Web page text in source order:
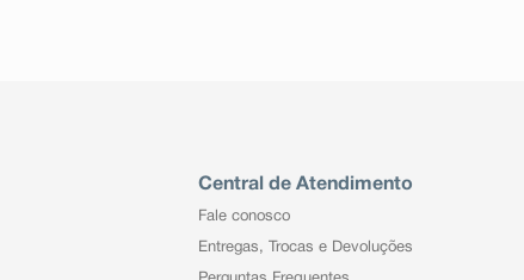
Central de Atendimento
Fale conosco
Entregas, Trocas e Devoluções